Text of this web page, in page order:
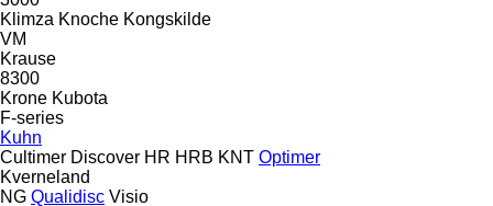
Klimza Knoche Kongskilde
VM
Krause
8300
Krone Kubota
F-series
Kuhn
Cultimer Discover HR HRB KNT Optimer
Kverneland
NG Qualidisc Visio